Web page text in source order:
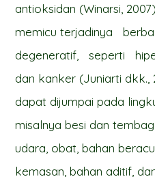
antioksidan (Winarsi,
memicu terjadinya
degeneratif, seperti
dan kanker (Juniarti dkk.,
dapat dijumpai pada
misalnya besi dan
udara, obat, bahan
kemasan, bahan aditif,